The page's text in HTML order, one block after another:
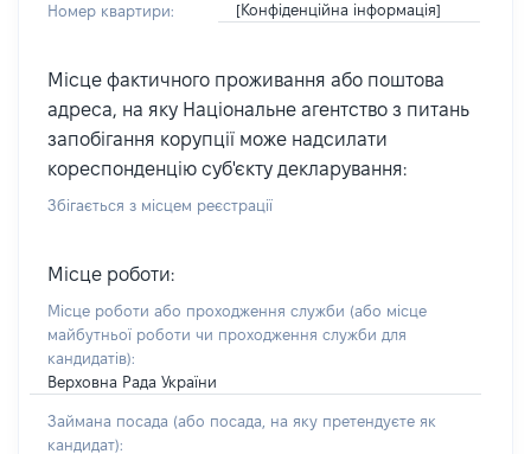
Номер квартири: [Конфіденційна інформація]
Місце фактичного проживання або поштова
адреса, на яку Національне агентство з питань
запобігання корупції може надсилати
кореспонденцію суб'єкту декларування:
Збігається з місцем реєстрації
Місце роботи:
Місце роботи або проходження служби (або місце
майбутньої роботи чи проходження служби для
кандидатів):
Верховна Рада України
Займана посада (або посада, на яку претендуєте як
кандидат):